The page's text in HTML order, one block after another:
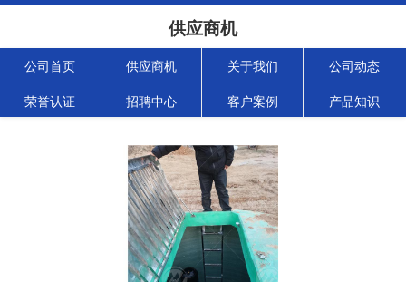
供应商机
公司首页 供应商机 关于我们 公司动态
荣誉认证 招聘中心 客户案例 产品知识